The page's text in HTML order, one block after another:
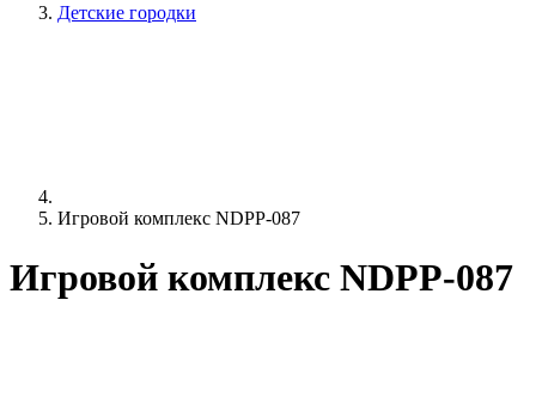
Детские городки
Игровой комплекс NDPP-087
Игровой комплекс NDPP-087